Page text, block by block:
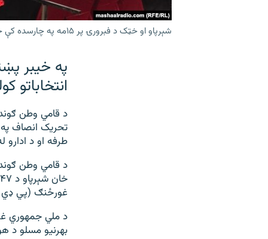
شېرپاو او خټک د فبرورۍ پر ۱۵مه په چارسده کې جلسې ته په وینا کې د رڼو ټاکنو غوښتنه وکړه.
په خیبر
انتخاباتو
تحریک انصاف
طرفه او د ادارو
د قامي وطن
غورځنګ (پي ډي
د ملي جمهوري
بهرنیو مسلو د